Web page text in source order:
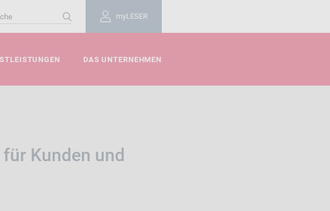
myLESER
DAS UNTERNEHMEN
Kunden und